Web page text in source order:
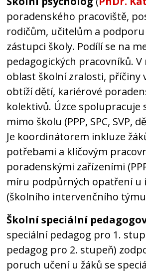
poradenského pracoviště,
rodičům, učitelům a
zástupci školy. Podílí se na
pedagogických pracovníků.
oblast školní zralosti, příčiny
obtíží dětí, kariérové
kolektivů. Úzce
mimo školu (PPP, SPC, SVP,
Je koordinátorem inkluze
potřebami a klíčovým
poradenskými zařízeními
míru podpůrných opatření u
(školního intervenčního
Školní speciální
speciální pedagog pro 1.
pedagog pro 2. stupeň)
poruch učení u žáků se